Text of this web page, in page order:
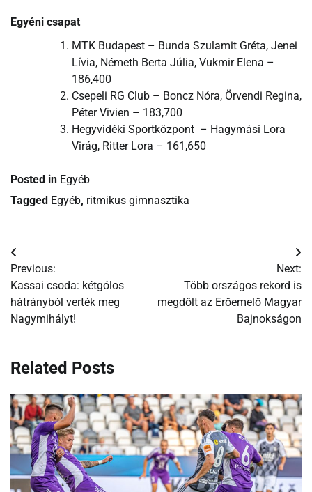
Egyéni csapat
MTK Budapest – Bunda Szulamit Gréta, Jenei
Lívia, Németh Berta Júlia, Vukmir Elena –
186,400
Csepeli RG Club – Boncz Nóra, Örvendi Regina,
Péter Vivien – 183,700
Hegyvidéki Sportközpont – Hagymási Lora
Virág, Ritter Lora – 161,650
Posted in Egyéb
Tagged Egyéb, ritmikus gimnasztika
Bejegyzés
navigáció
Previous:
Kassai csoda: kétgólos
hátrányból verték meg
Nagymihályt!
Next:
Több országos rekord is
megdőlt az Erőemelő Magyar
Bajnokságon
Related Posts